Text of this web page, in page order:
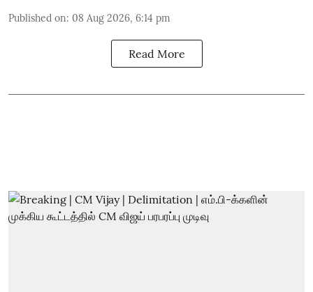
Published on: 08 Aug 2026, 6:14 pm
Read More